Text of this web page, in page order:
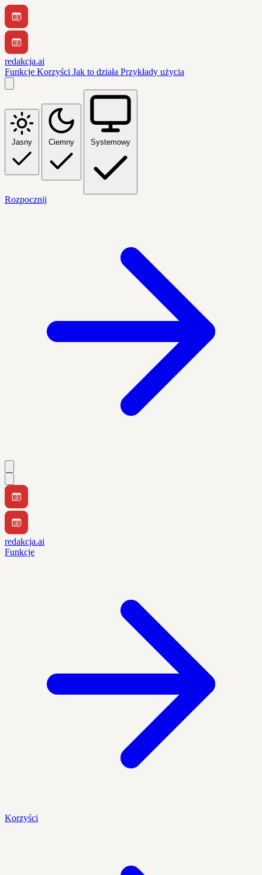
redakcja.ai
Funkcje Korzyści Jak to działa Przykłady użycia
Jasny Ciemny Systemowy
Rozpocznij
redakcja.ai
Funkcje
Korzyści